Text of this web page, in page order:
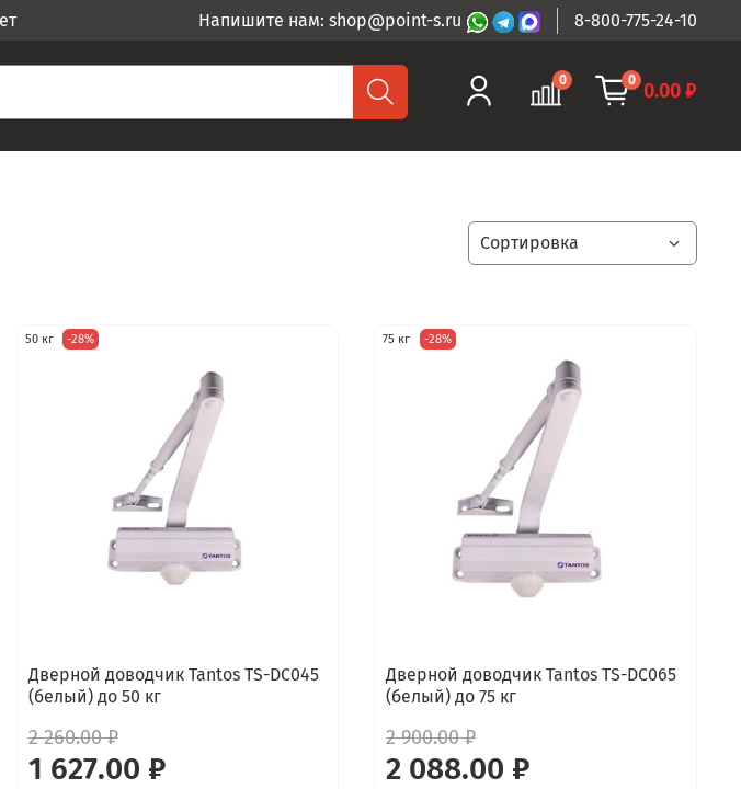
Напишите нам: shop@point-s.ru 8-800-775-24-10
0 0 0.00 ₽
50 кг -28%
Дверной доводчик Tantos TS-DC045
(белый) до 50 кг
2 260.00 ₽
1 627.00 ₽
75 кг -28%
Дверной доводчик Tantos TS-DC065
(белый) до 75 кг
2 900.00 ₽
2 088.00 ₽